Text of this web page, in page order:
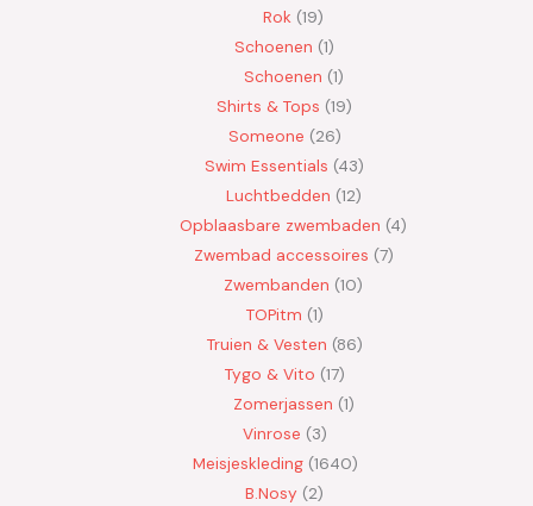
Rok 19
Schoenen 1
Schoenen 1
Shirts & Tops 19
Someone 26
Swim Essentials 43
Luchtbedden 12
Opblaasbare zwembaden 4
Zwembad accessoires 7
Zwembanden 10
TOPitm 1
Truien & Vesten 86
Tygo & Vito 17
Zomerjassen 1
Vinrose 3
Meisjeskleding 1640
B.Nosy
2